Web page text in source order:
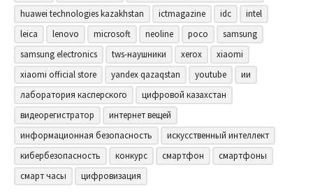
huawei technologies kazakhstan
ictmagazine idc
intel
leica
lenovo microsoft neoline poco
samsung
samsung electronics
tws-наушники xerox
xiaomi
xiaomi official store
yandex qazaqstan youtube
ии
лаборатория касперского
цифровой казахстан
видеорегистратор
интернет вещей
информационная безопасность
искусственный интеллект
кибербезопасность
конкурс смартфон
смартфоны
смарт часы
цифровизация